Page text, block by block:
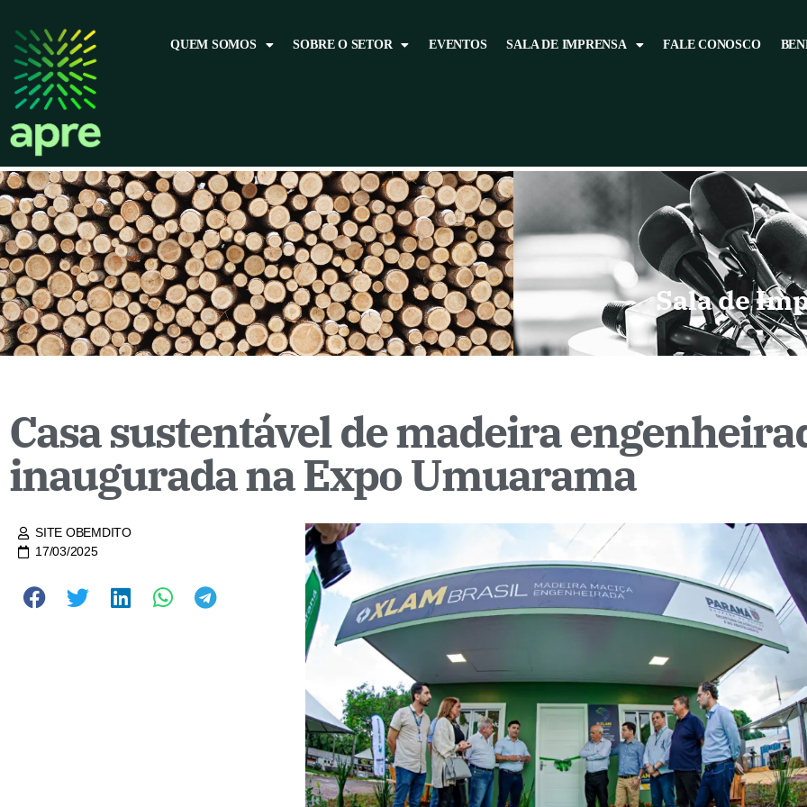
QUEM SOMOS SOBRE O SETOR EVENTOS SALA DE IMPRENSA FALE CONOSCO
Sala de
Casa sustentável de madeira
inaugurada na Expo Umuarama
SITE OBEMDITO
17/03/2025